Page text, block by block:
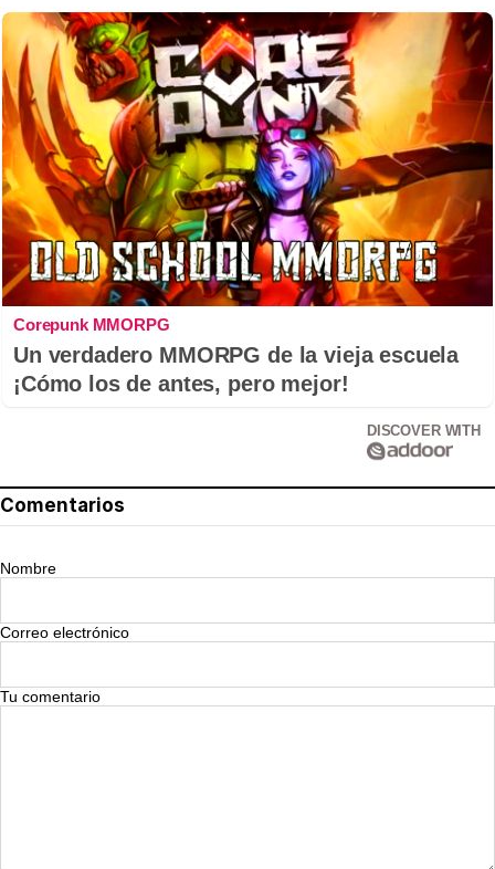
Corepunk MMORPG
Un verdadero MMORPG de la vieja escuela
¡Cómo los de antes, pero mejor!
DISCOVER WITH
Comentarios
Nombre
Correo electrónico
Tu comentario